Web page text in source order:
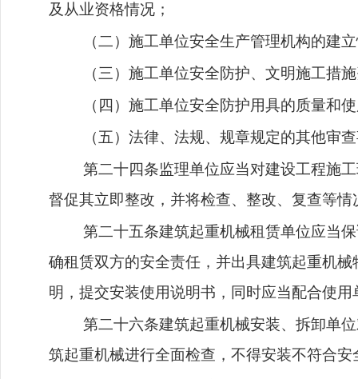
及从业资格情况；
（二）施工单位安全生产管理机构的建
（三）施工单位安全防护、文明施工措
（四）施工单位安全防护用具的质量和
（五）法律、法规、规章规定的其他审
第二十四条监理单位应当对建设工程施
督促其立即整改，并将检查、整改、复查等
第二十五条建筑起重机械租赁单位应当
确租赁双方的安全责任，并出具建筑起重机
明，提交安装使用说明书，同时应当配合使
第二十六条建筑起重机械安装、拆卸单
筑起重机械进行全面检查，不得安装不符合